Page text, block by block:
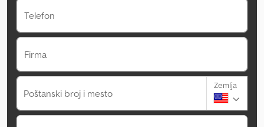
Telefon
Firma
Poštanski broj i mesto
Zemlja